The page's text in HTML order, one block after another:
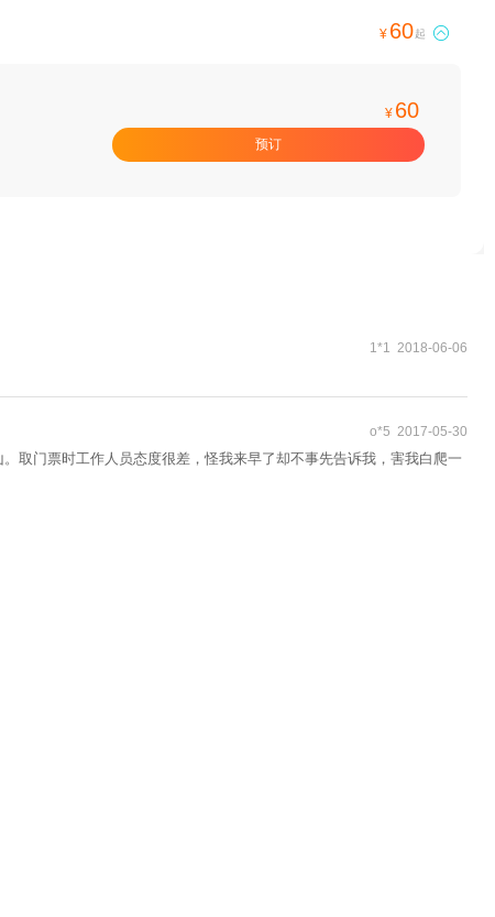
¥ 60起 
¥ 60
预订
1*1 2018-06-06
o*5 2017-05-30
取门票时工作人员态度很差，怪我来早了却不事先告诉我，害我白爬一